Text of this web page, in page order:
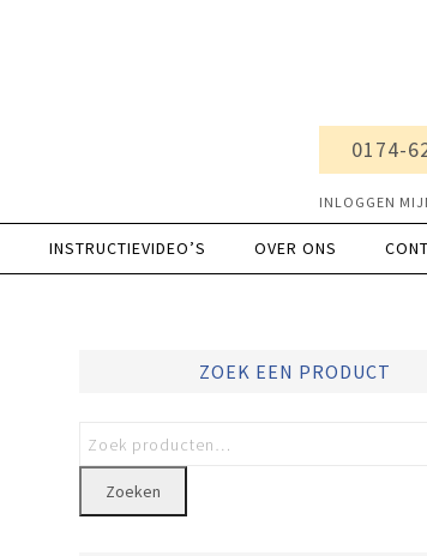
0174-
INLOGGEN
INSTRUCTIEVIDEO’S OVER ONS
ZOEK EEN PRODUCT
Zoeken